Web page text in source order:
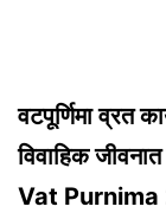
वटपूर्णिमा व्रत
विवाहिक
Vat